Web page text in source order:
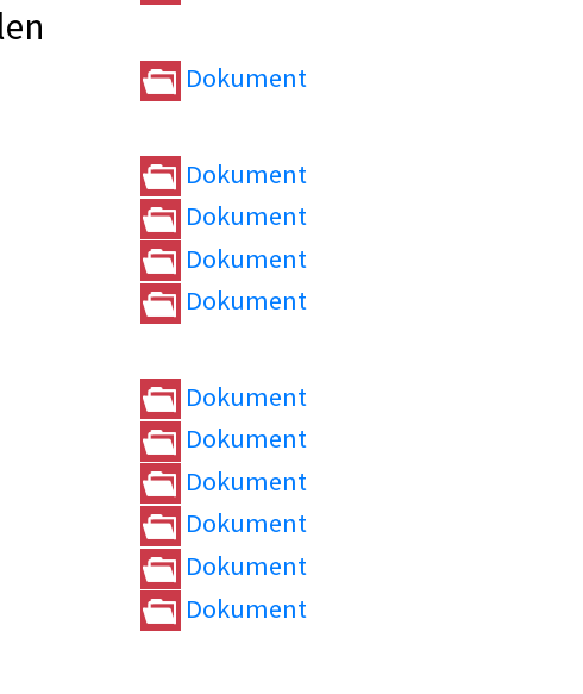
Dokument
Dokument
Dokument
Dokument
Dokument
Dokument
Dokument
Dokument
Dokument
Dokument
Dokument